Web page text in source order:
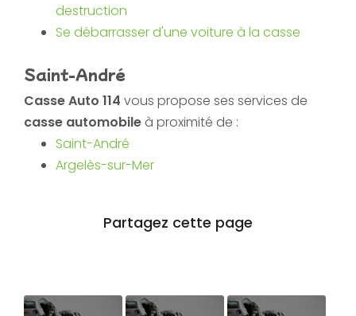
destruction
Se débarrasser d'une voiture à la casse
Saint-André
Casse Auto 114 vous propose ses services de
casse automobile à proximité de :
Saint-André
Argelès-sur-Mer